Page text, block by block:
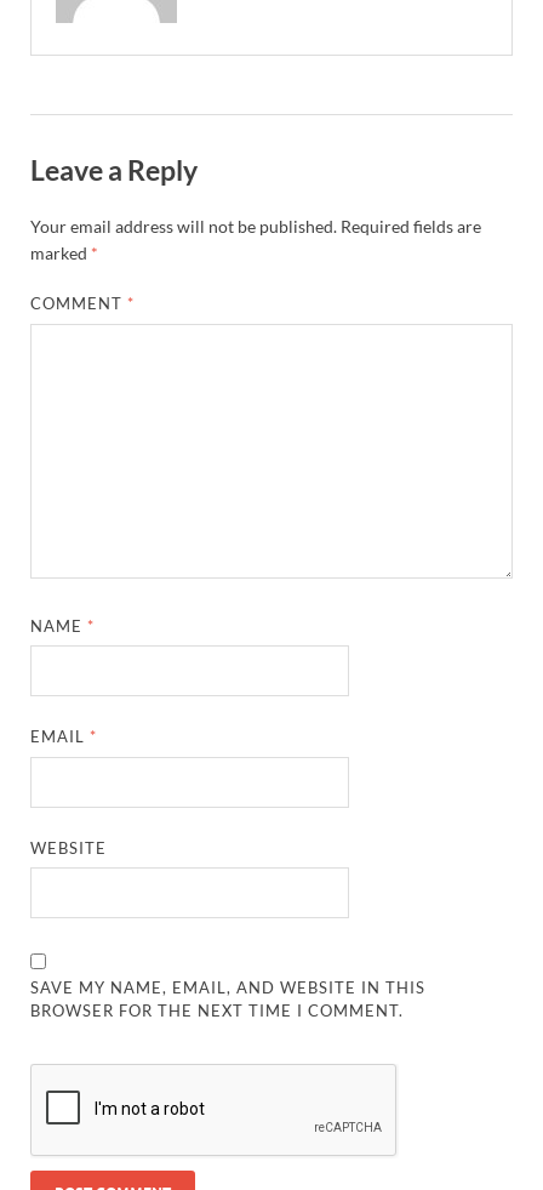
Leave a Reply
Your email address will not be published. Required fields are
marked *
COMMENT *
NAME *
EMAIL *
WEBSITE
SAVE MY NAME, EMAIL, AND WEBSITE IN THIS
BROWSER FOR THE NEXT TIME I COMMENT.